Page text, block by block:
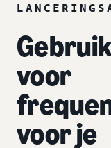
voor
voor je